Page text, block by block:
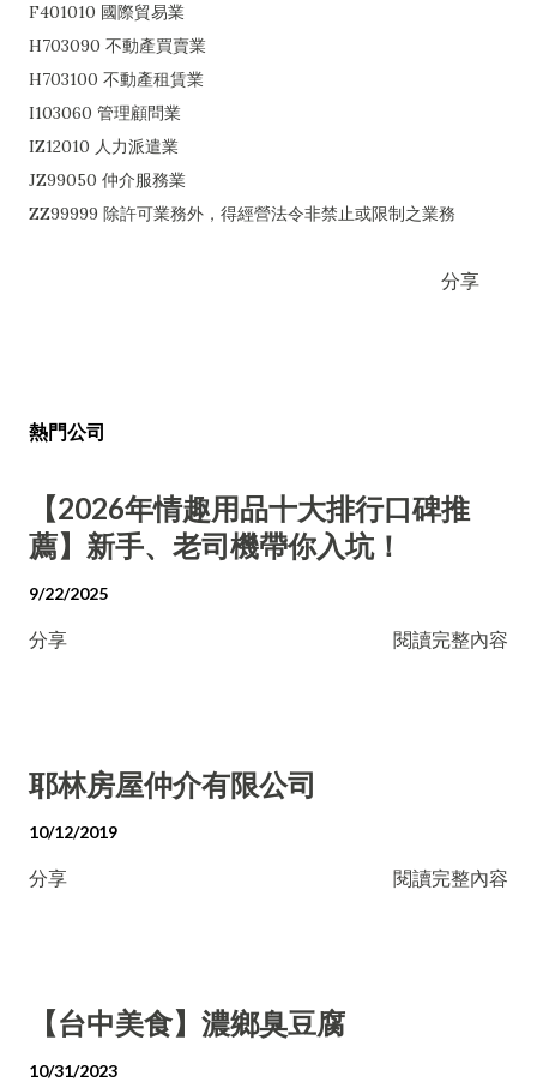
F401010 國際貿易業
H703090 不動產買賣業
H703100 不動產租賃業
I103060 管理顧問業
IZ12010 人力派遣業
JZ99050 仲介服務業
ZZ99999 除許可業務外，得經營法令非禁止或限制之業務
分享
熱門公司
【2026年情趣用品十大排行口碑推
薦】新手、老司機帶你入坑！
9/22/2025
分享 閱讀完整內容
耶林房屋仲介有限公司
10/12/2019
分享 閱讀完整內容
【台中美食】濃鄉臭豆腐
10/31/2023